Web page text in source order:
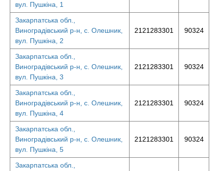
вул. Пушкіна, 1
Закарпатська обл.,
Виноградівський р-н, с. Олешник,
вул. Пушкіна, 2
2121283301 90324
Закарпатська обл.,
Виноградівський р-н, с. Олешник,
вул. Пушкіна, 3
2121283301 90324
Закарпатська обл.,
Виноградівський р-н, с. Олешник,
вул. Пушкіна, 4
2121283301 90324
Закарпатська обл.,
Виноградівський р-н, с. Олешник,
вул. Пушкіна, 5
2121283301 90324
Закарпатська обл.,